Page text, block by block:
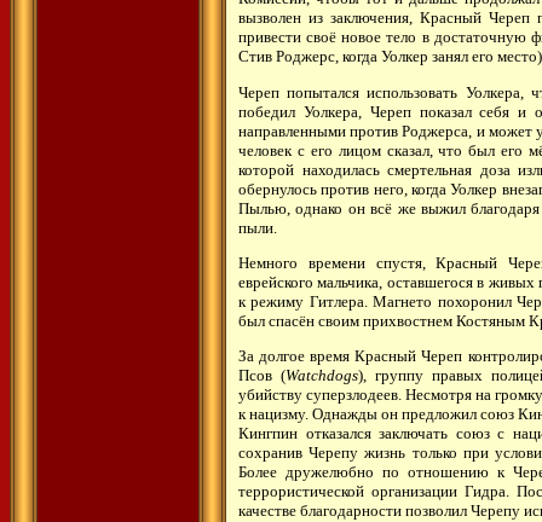
вызволен из заключения, Красный Череп
привести своё новое тело в достаточную
Стив Роджерс, когда Уолкер занял его
Череп попытался использовать
победил Уолкера, Череп показал себя и
направленными против Роджерса, и может
человек с его лицом сказал, что был его
которой находилась смертельная доза
обернулось против него, когда Уолкер
Пылью, однако он всё же выжил
пыли.
Немного времени спустя, Красный
еврейского мальчика, оставшегося в живых
к режиму Гитлера. Магнето похоронил
был спасён своим прихвостнем Костяным
За долгое время Красный Череп
Псов (Watchdogs), группу правых
убийству суперзлодеев. Несмотря на
к нацизму. Однажды он предложил союз
Кингпин отказался заключать союз с
сохранив Черепу жизнь только при
Более дружелюбно по отношению к
террористической организации Гидра.
качестве благодарности позволил Черепу